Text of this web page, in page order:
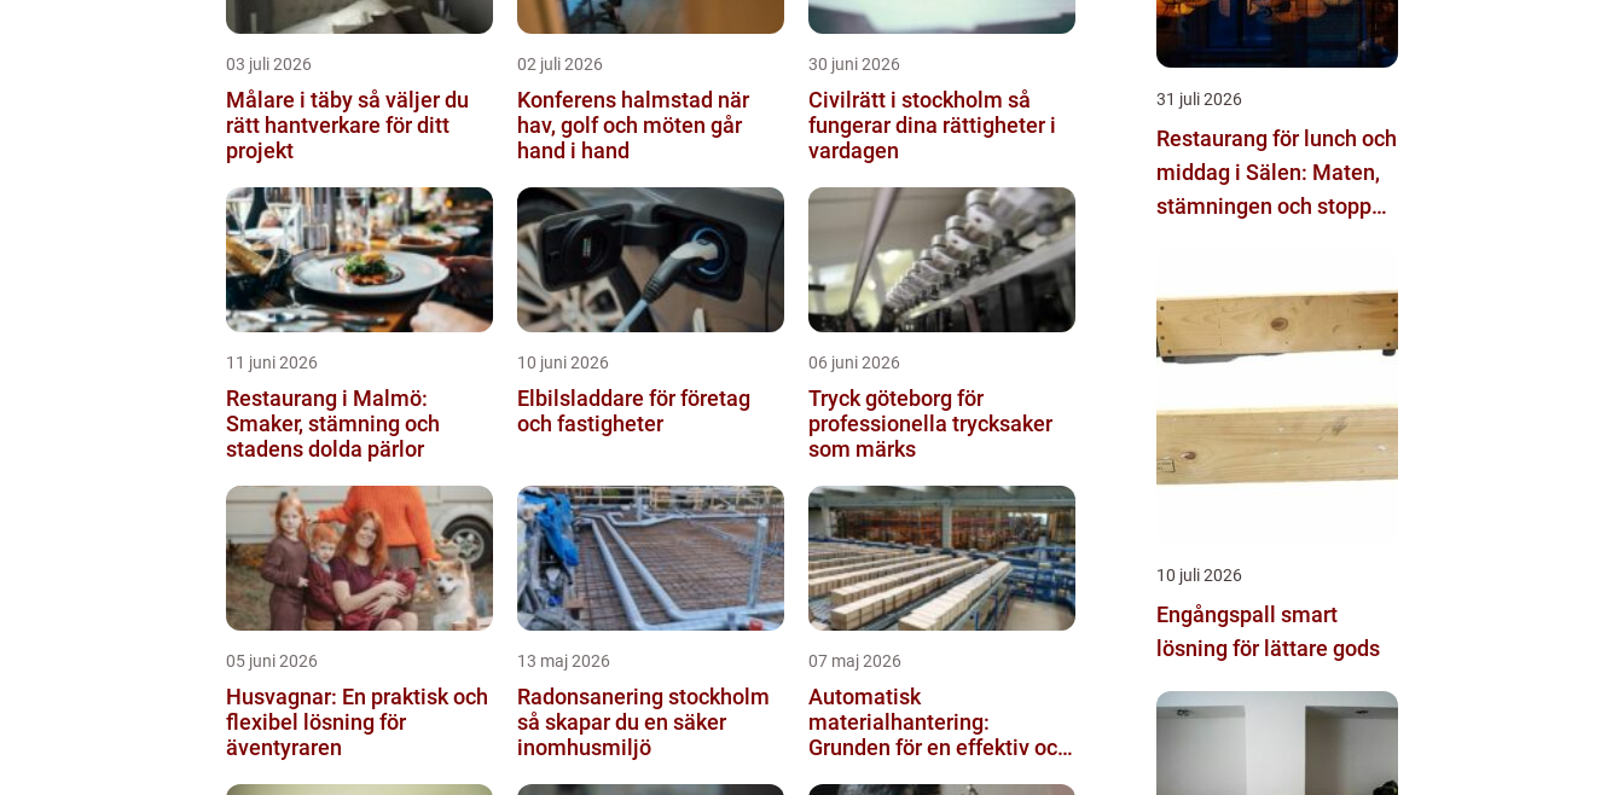
03 juli 2026
Målare i täby så väljer du
rätt hantverkare för ditt
projekt
02 juli 2026
Konferens halmstad när
hav, golf och möten går
hand i hand
30 juni 2026
Civilrätt i stockholm så
fungerar dina rättigheter i
vardagen
11 juni 2026
Restaurang i Malmö:
Smaker, stämning och
stadens dolda pärlor
10 juni 2026
Elbilsladdare för företag
och fastigheter
06 juni 2026
Tryck göteborg för
professionella trycksaker
som märks
05 juni 2026
Husvagnar: En praktisk och
flexibel lösning för
äventyraren
13 maj 2026
Radonsanering stockholm
så skapar du en säker
inomhusmiljö
07 maj 2026
Automatisk
materialhantering:
Grunden för en effektiv och
31 juli 2026
Restaurang för lunch och
middag i Sälen: Maten,
stämningen och stoppen
10 juli 2026
Engångspall smart
lösning för lättare gods